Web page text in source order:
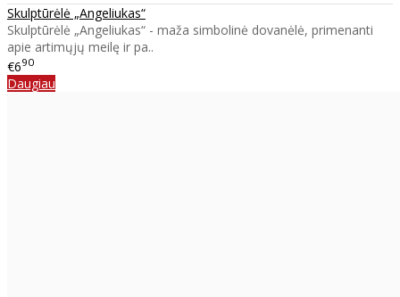
Skulptūrėlė „Angeliukas“
Skulptūrėlė „Angeliukas“ - maža simbolinė dovanėlė, primenanti
apie artimųjų meilę ir pa..
€690
Daugiau